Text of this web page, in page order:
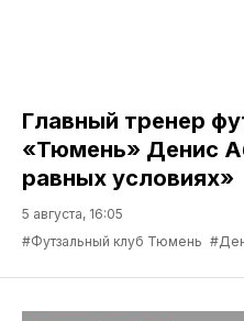
Главный тренер
«Тюмень» Денис
равных условиях»
5 августа, 16:05
#Футзальный клуб Тюмень